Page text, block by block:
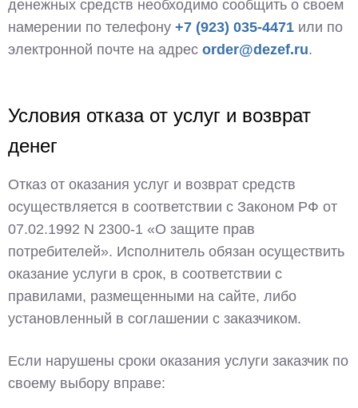
денежных средств необходимо сообщить о своем
намерении по телефону +7 (923) 035-4471 или по
электронной почте на адрес order@dezef.ru.
Условия отказа от услуг и возврат
денег
Отказ от оказания услуг и возврат средств
осуществляется в соответствии с Законом РФ от
07.02.1992 N 2300-1 «О защите прав
потребителей». Исполнитель обязан осуществить
оказание услуги в срок, в соответствии с
правилами, размещенными на сайте, либо
установленный в соглашении с заказчиком.
Если нарушены сроки оказания услуги заказчик по
своему выбору вправе: